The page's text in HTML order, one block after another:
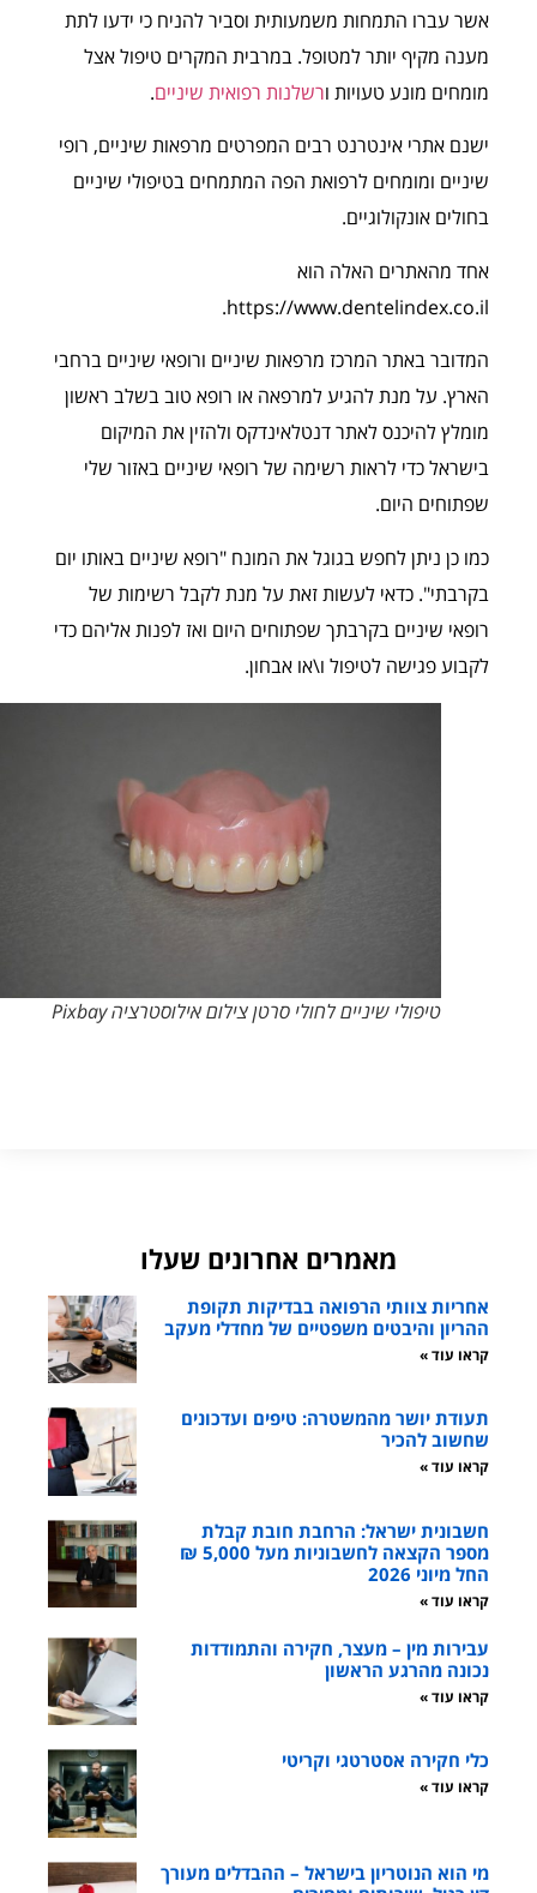
אשר עברו התמחות משמעותית וסביר להניח כי ידעו לתת
מענה מקיף יותר למטופל. במרבית המקרים טיפול אצל
מומחים מונע טעויות ורשלנות רפואית שיניים.
ישנם אתרי אינטרנט רבים המפרטים מרפאות שיניים, רופי
שיניים ומומחים לרפואת הפה המתמחים בטיפולי שיניים
בחולים אונקולוגיים.
אחד מהאתרים האלה הוא
https://www.dentelindex.co.il.
המדובר באתר המרכז מרפאות שיניים ורופאי שיניים ברחבי
הארץ. על מנת להגיע למרפאה או רופא טוב בשלב ראשון
מומלץ להיכנס לאתר דנטלאינדקס ולהזין את המיקום
בישראל כדי לראות רשימה של רופאי שיניים באזור שלי
שפתוחים היום.
כמו כן ניתן לחפש בגוגל את המונח "רופא שיניים באותו יום
בקרבתי". כדאי לעשות זאת על מנת לקבל רשימות של
רופאי שיניים בקרבתך שפתוחים היום ואז לפנות אליהם כדי
לקבוע פגישה לטיפול ו\או אבחון.
טיפולי שיניים לחולי סרטן צילום אילוסטרציה Pixbay
מאמרים אחרונים שעלו
אחריות צוותי הרפואה בבדיקות תקופת
ההריון והיבטים משפטיים של מחדלי מעקב
קראו עוד »
תעודת יושר מהמשטרה: טיפים ועדכונים
שחשוב להכיר
קראו עוד »
חשבונית ישראל: הרחבת חובת קבלת
מספר הקצאה לחשבוניות מעל 5,000 ₪
החל מיוני 2026
קראו עוד »
עבירות מין – מעצר, חקירה והתמודדות
נכונה מהרגע הראשון
קראו עוד »
כלי חקירה אסטרטגי וקריטי
קראו עוד »
מי הוא הנוטריון בישראל – ההבדלים מעורך